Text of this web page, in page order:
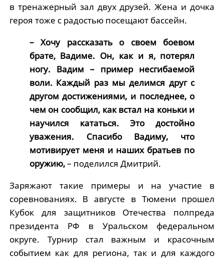
в тренажерный зал двух друзей. Жена и дочка
героя тоже с радостью посещают бассейн.
– Хочу рассказать о своем боевом
брате, Вадиме. Он, как и я, потерял
ногу. Вадим – пример несгибаемой
воли. Каждый раз мы делимся друг с
другом достижениями, и последнее, о
чем он сообщил, как встал на коньки и
научился кататься. Это достойно
уважения. Спасибо Вадиму, что
мотивирует меня и наших братьев по
оружию,– поделился Дмитрий.
Заряжают такие примеры и на участие в
соревнованиях. В августе в Тюмени прошел
Кубок для защитников Отечества полпреда
президента РФ в Уральском федеральном
округе. Турнир стал важным и красочным
событием как для региона, так и для каждого